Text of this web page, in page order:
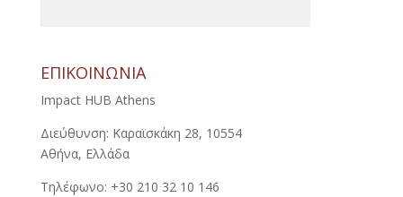
ΕΠΙΚΟΙΝΩΝΙΑ
Impact HUB Athens
Διεύθυνση: Καραϊσκάκη 28, 10554
Αθήνα, Ελλάδα
Τηλέφωνο: +30 210 32 10 146